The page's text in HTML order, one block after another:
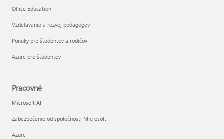
Office Education
Vzdelávanie a rozvoj pedagógov
Ponuky pre študentov a rodičov
Azure pre študentov
Pracovné
Microsoft AI
Zabezpečenie od spoločnosti Microsoft
Azure